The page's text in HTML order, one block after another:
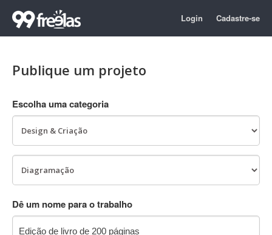
Login Cadastre-se
Publique um projeto
Escolha uma categoria
Dê um nome para o trabalho